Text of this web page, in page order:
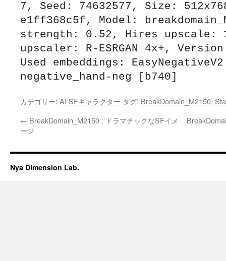
7, Seed: 74632577, Size:
e1ff368c5f, Model:
strength: 0.52, Hires upscale:
upscaler: R-ESRGAN 4x+,
Used embeddings:
negative_hand-neg [b740]
カテゴリー: AI SFキャラクター タグ: BreakDomain_M2150,
← BreakDomain_M2150 : ドラマチックなSFイメ
ージ
Nya Dimension Lab.